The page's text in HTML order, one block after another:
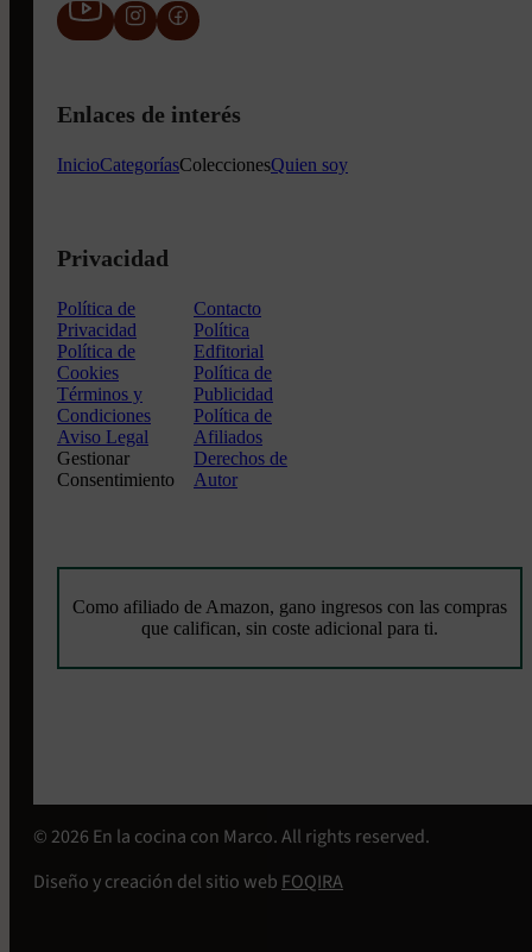
Enlaces de interés
InicioCategoríasColeccionesQuien soy
Privacidad
Política de
Privacidad
Política de
Cookies
Términos y
Condiciones
Aviso Legal
Gestionar
Consentimiento
Contacto
Política
Edfitorial
Política de
Publicidad
Política de
Afiliados
Derechos de
Autor
Como afiliado de Amazon, gano ingresos con las compras
que califican, sin coste adicional para ti.
© 2026 En la cocina con Marco. All rights reserved.
Diseño y creación del sitio webFOQIRA